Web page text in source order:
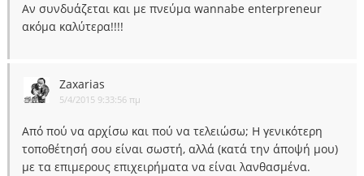
Αν συνδυάζεται και με πνεύμα wannabe enterpreneur
ακόμα καλύτερα!!!!
Zaxarias
5/4/2015 9:33:56 πμ
Από πού να αρχίσω και πού να τελειώσω; Η γενικότερη
τοποθέτησή σου είναι σωστή, αλλά (κατά την άποψή μου)
με τα επιμερους επιχειρήματα να είναι λανθασμένα.